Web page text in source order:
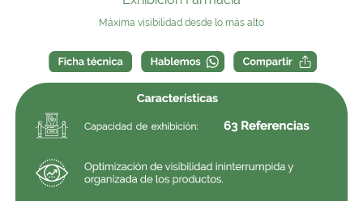
Máxima visibilidad desde lo más alto